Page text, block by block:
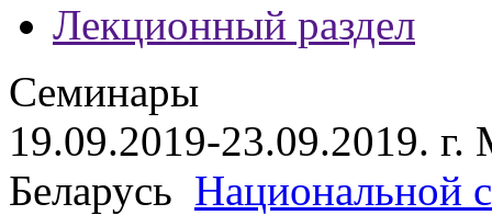
Лекционный раздел
Семинары
19.09.2019-23.09.2019. г.
Беларусь Национальной